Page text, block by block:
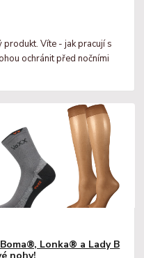
produkt. Víte - jak pracují s
ochránit před nočními
Lonka® a Lady B